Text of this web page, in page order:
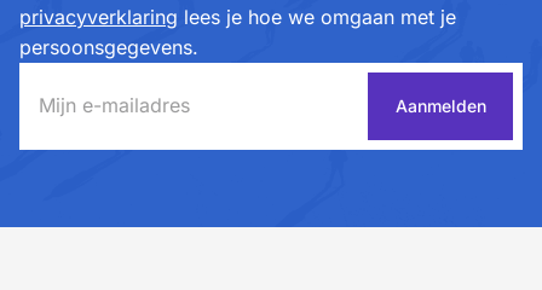
privacyverklaring lees je hoe we omgaan met je
persoonsgegevens.
Aanmelden